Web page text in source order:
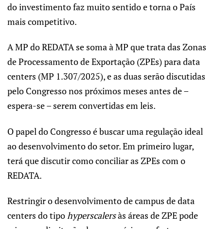
do investimento faz muito sentido e torna o País
mais competitivo.
A MP do REDATA se soma à MP que trata das Zonas
de Processamento de Exportação (ZPEs) para data
centers (MP 1.307/2025), e as duas serão discutidas
pelo Congresso nos próximos meses antes de –
espera-se – serem convertidas em leis.
O papel do Congresso é buscar uma regulação ideal
ao desenvolvimento do setor. Em primeiro lugar,
terá que discutir como conciliar as ZPEs com o
REDATA.
Restringir o desenvolvimento de campus de data
centers do tipohyperscalersàs áreas de ZPE pode